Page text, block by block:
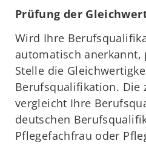
Prüfung der
Wird Ihre
automatisch
Stelle die
Berufsqualifikation. Die
vergleicht Ihre
deutschen
Pflegefachfrau oder